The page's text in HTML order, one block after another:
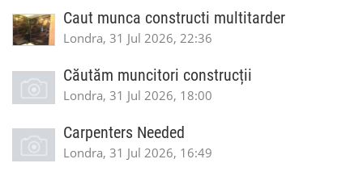
Caut munca constructi multitarder
Londra, 31 Jul 2026, 22:36
Căutăm muncitori construcții
Londra, 31 Jul 2026, 18:00
Carpenters Needed
Londra, 31 Jul 2026, 16:49